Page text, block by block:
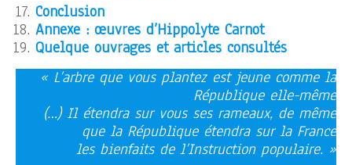
Conclusion
Annexe : œuvres d’Hippolyte Carnot
Quelque ouvrages et articles consultés
« L’arbre que vous plantez est jeune comme la
République elle-même
(…) Il étendra sur vous ses rameaux, de même
que la République étendra sur la France
les bienfaits de l’Instruction populaire. »